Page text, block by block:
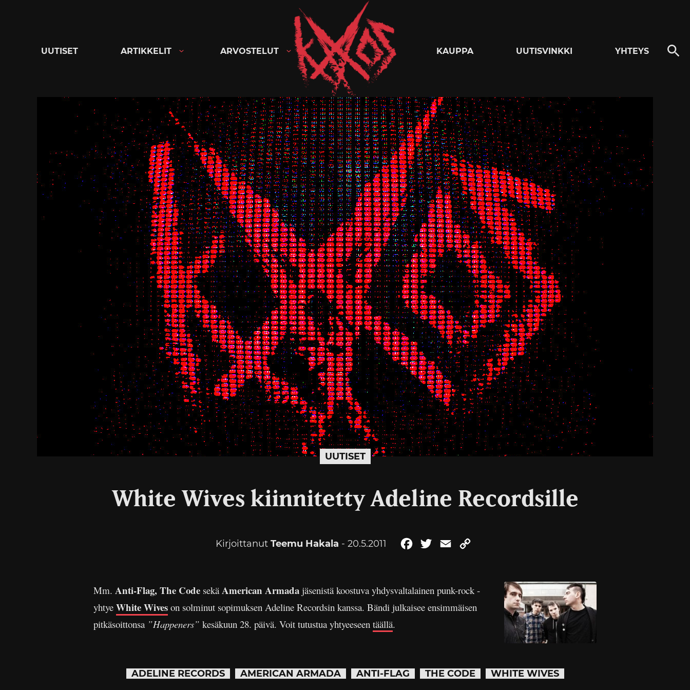
Kaaoszine
UUTISET ARTIKKELIT ARVOSTELUT KAUPPA UUTISVINKKI YHTEYS
UUTISET
White Wives kiinnitetty Adeline Recordsille
Kirjoittanut Teemu Hakala - 20.5.2011 FacebookTwitterEmail
Mm. Anti-Flag, The Code sekäAmerican Armada jäsenistä koostuva yhdysvaltalainen punk-rock -
yhtye White Wives on solminut sopimuksen Adeline Recordsin kanssa. Bändi julkaisee ensimmäisen
pitkäsoittonsa”Happeners” kesäkuun 28. päivä. Voit tutustua yhtyeeseen täällä.
ADELINE RECORDS AMERICAN ARMADA ANTI-FLAG THE CODE WHITE WIVES